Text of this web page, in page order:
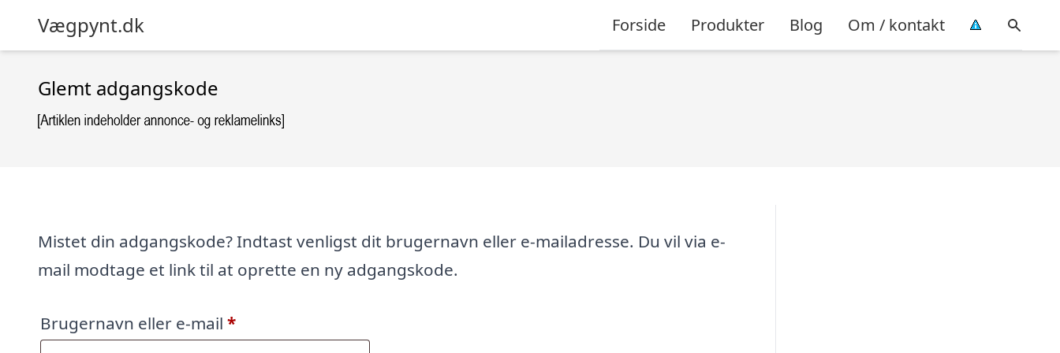
Vægpynt.dk Forside Produkter Blog Om / kontakt
Glemt adgangskode
Mistet din adgangskode? Indtast venligst dit brugernavn eller e-mailadresse. Du vil via e-
mail modtage et link til at oprette en ny adgangskode.
Brugernavn eller e-mail *Påkrævet